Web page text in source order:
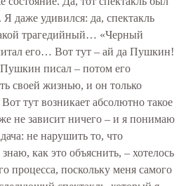
даже удивился: да, спектакль
трагедийный… «Черный
его… Вот тут – ай да Пушкин!
писал – потом его
своей жизнью, и он только
тут возникает абсолютно такое
не зависит ничего – и я понимаю
не нарушить то, что
как это объяснить, – хотелось
процесса, поскольку меня самого